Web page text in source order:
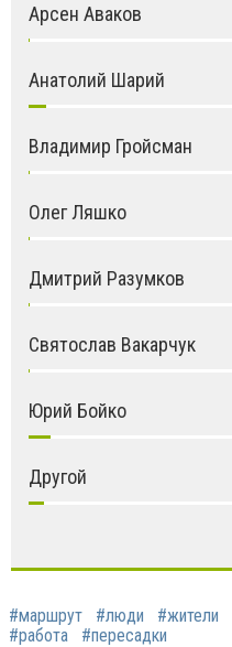
Арсен Аваков
Анатолий Шарий
Владимир Гройсман
Олег Ляшко
Дмитрий Разумков
Святослав Вакарчук
Юрий Бойко
Другой
#маршрут #люди #жители
#работа
#пересадки